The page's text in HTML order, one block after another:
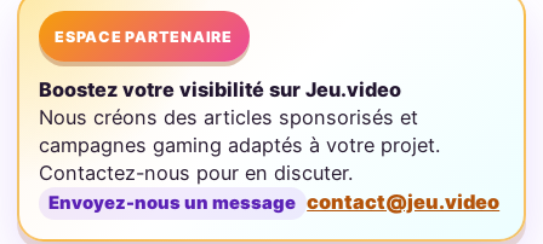
ESPACE PARTENAIRE
Boostez votre visibilité sur Jeu.video
Nous créons des articles sponsorisés et
campagnes gaming adaptés à votre projet.
Contactez-nous pour en discuter.
Envoyez-nous un message contact@jeu.video